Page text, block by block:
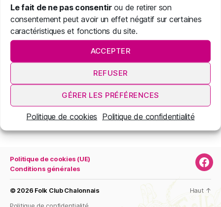
Le fait de ne pas consentirou de retirer son
consentement peut avoir un effet négatif sur certaines
caractéristiques et fonctions du site.
ACCEPTER
REFUSER
GÉRER LES PRÉFÉRENCES
Politique de cookies Politique de confidentialité
Vous pouvez également retrouver
d’autresévènements Folk dans la Région et un
peu plus loin en vous rendant sur
l’Agenda’Trad(lien externe).
Voici un extrait des prochains évènements pour
la Région Bourgogne Franche Comté :
Erreur RSS :
Retrieved unsupported status code
"403"
Politique de cookies (UE)
Conditions générales
Page
© 2026 Folk Club Chalonnais
Politique de confidentialité
Haut ↑